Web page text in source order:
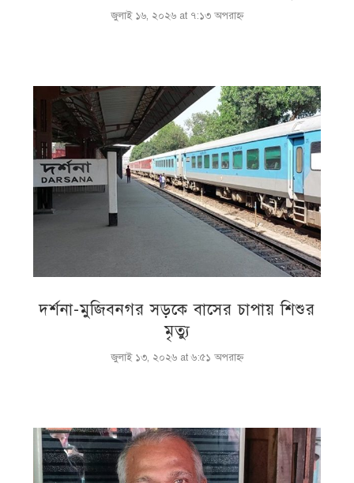
জুলাই ১৬, ২০২৬ at ৭:১৩ অপরাহ্ণ
দর্শনা-মুজিবনগর সড়কে বাসের চাপায় শিশুর
মৃত্যু
জুলাই ১৩, ২০২৬ at ৬:৫১ অপরাহ্ণ